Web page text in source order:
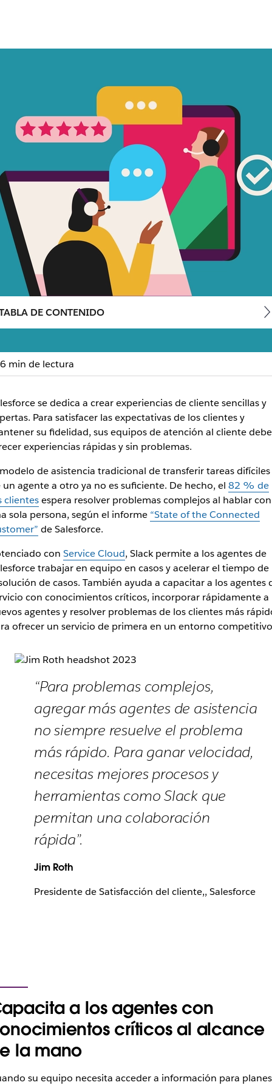
para lograr la
más rápida, intercambio de conocimientos y
DE CONTENIDO
6 min de lectura
se dedica a crear experiencias de cliente sencillas y
Para satisfacer las expectativas de los clientes y
su fidelidad, sus equipos de atención al cliente
experiencias rápidas y sin problemas.
de asistencia tradicional de transferir tareas difíciles
un agente a otro ya no es suficiente. De hecho, el 82 % de
clientesespera resolver problemas complejos al hablar con
sola persona, según el informe “State of the Connected
de Salesforce.
con Service Cloud, Slack permite a los agentes de
trabajar en equipo en casos y acelerar el tiempo de
de casos. También ayuda a capacitar a los agentes
con conocimientos críticos, incorporar rápidamente a
agentes y resolver problemas de los clientes más
ofrecer un servicio de primera en un entorno
“Para problemas complejos,
agregar más agentes de asistencia
no siempre resuelve el problema
más rápido. Para ganar velocidad,
necesitas mejores procesos y
herramientas como Slack que
permitan una colaboración
rápida”.
Jim Roth
Presidente de Satisfacción del cliente,, Salesforce
a los agentes con
críticos al alcance
la mano
su equipo necesita acceder a información para planes